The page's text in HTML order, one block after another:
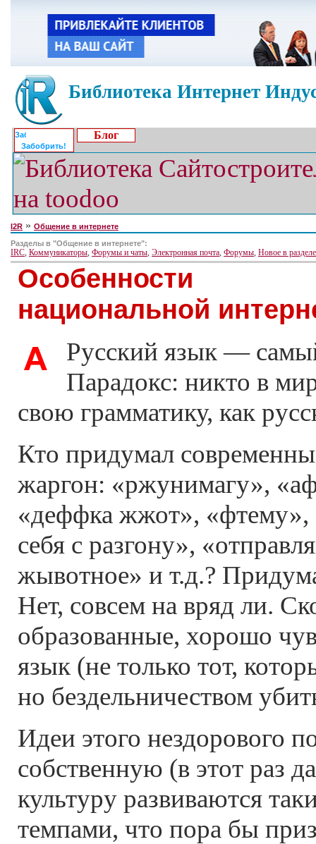
Библиотека Интернет
Забобрить!
Блог
I2R » Общение в интернете
Разделы в "Общение в интернете":
IRC, Коммуникаторы, Форумы и чаты, Электронная почта, Форумы, Новое в
Особенности
национальной
Русский язык —
Парадокс: никто в
свою грамматику, как
Кто придумал
жаргон: «ржунимагу»,
«деффка жжот», «фтему»,
себя с разгону»,
жывотное» и т.д.?
Нет, совсем на вряд ли.
образованные, хорошо
язык (не только тот,
но бездельничеством
Идеи этого нездорового
собственную (в этот раз
культуру развиваются
темпами, что пора бы